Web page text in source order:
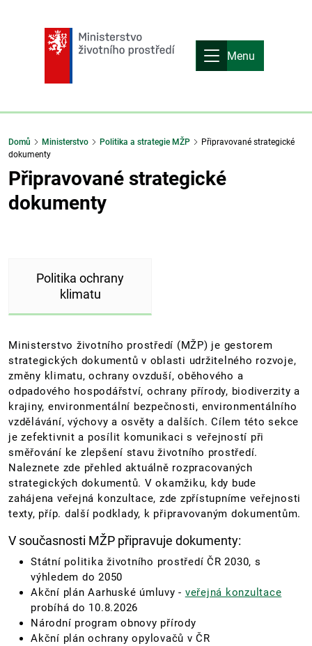
Menu
Domů Ministerstvo Politika a strategie MŽP
Připravované strategické
dokumenty
Připravované strategické
dokumenty
Politika ochrany
klimatu
Ministerstvo životního prostředí (MŽP) je gestorem
strategických dokumentů v oblasti udržitelného rozvoje,
změny klimatu, ochrany ovzduší, oběhového a
odpadového hospodářství, ochrany přírody, biodiverzity a
krajiny, environmentální bezpečnosti, environmentálního
vzdělávání, výchovy a osvěty a dalších. Cílem této sekce
je zefektivnit a posílit komunikaci s veřejností při
směřování ke zlepšení stavu životního prostředí.
Naleznete zde přehled aktuálně rozpracovaných
strategických dokumentů. V okamžiku, kdy bude
zahájena veřejná konzultace, zde zpřístupníme veřejnosti
texty, příp. další podklady, k připravovaným dokumentům.
V současnosti MŽP připravuje dokumenty:
Státní politika životního prostředí ČR 2030, s
výhledem do 2050
Akční plán Aarhuské úmluvy - veřejná konzultace
probíhá do 10.8.2026
Národní program obnovy přírody
Akční plán ochrany opylovačů v ČR